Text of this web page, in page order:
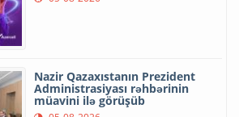
Nazir Qazaxıstanın Prezident
Administrasiyası rəhbərinin
müavini ilə görüşüb